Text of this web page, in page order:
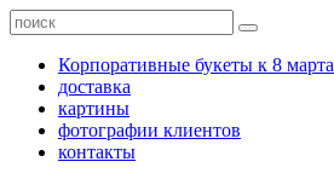
Корпоративные букеты к 8 марта
доставка
картины
фотографии клиентов
контакты